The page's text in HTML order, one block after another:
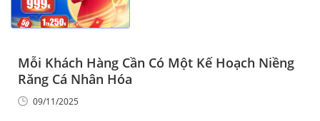
Mỗi Khách Hàng Cần Có Một Kế Hoạch Niềng
Răng Cá Nhân Hóa
09/11/2025